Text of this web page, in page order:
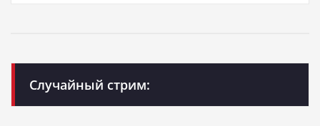
Случайный стрим: